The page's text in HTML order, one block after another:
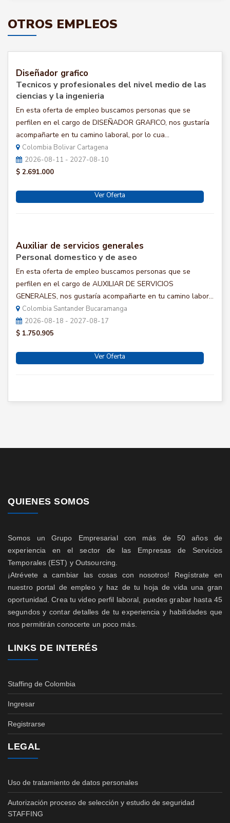
OTROS EMPLEOS
Diseñador grafico
Tecnicos y profesionales del nivel medio de las
ciencias y la ingenieria
En esta oferta de empleo buscamos personas que se
perfilen en el cargo de DISEÑADOR GRAFICO, nos gustaría
acompañarte en tu camino laboral, por lo cua...
Colombia Bolivar Cartagena
2026-08-11 - 2027-08-10
$ 2.691.000
Ver Oferta
Auxiliar de servicios generales
Personal domestico y de aseo
En esta oferta de empleo buscamos personas que se
perfilen en el cargo de AUXILIAR DE SERVICIOS
GENERALES, nos gustaría acompañarte en tu camino labor...
Colombia Santander Bucaramanga
2026-08-18 - 2027-08-17
$ 1.750.905
Ver Oferta
QUIENES SOMOS
Somos un Grupo Empresarial con más de 50 años de
experiencia en el sector de las Empresas de Servicios
Temporales (EST) y Outsourcing.
¡Atrévete a cambiar las cosas con nosotros! Regístrate en
nuestro portal de empleo y haz de tu hoja de vida una gran
oportunidad. Crea tu video perfil laboral, puedes grabar hasta 45
segundos y contar detalles de tu experiencia y habilidades que
nos permitirán conocerte un poco más.
LINKS DE INTERÉS
Staffing de Colombia
Ingresar
Registrarse
LEGAL
Uso de tratamiento de datos personales
Autorización proceso de selección y estudio de seguridad
STAFFING